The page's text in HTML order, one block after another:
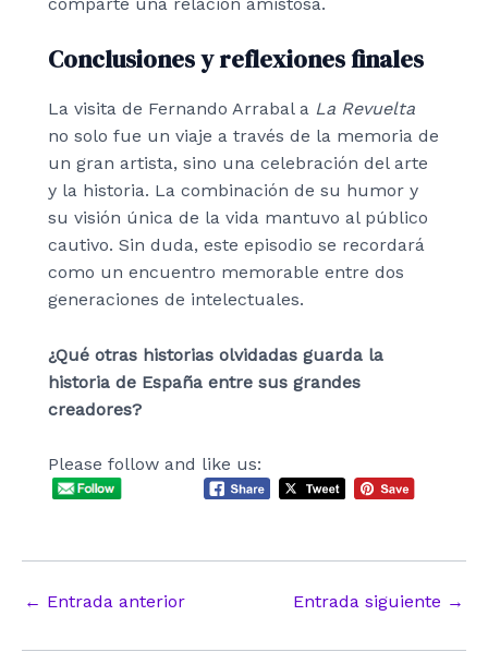
Conclusiones y reflexiones finales
La visita de Fernando Arrabal a La Revuelta
no solo fue un viaje a través de la memoria de
un gran artista, sino una celebración del arte
y la historia. La combinación de su humor y
su visión única de la vida mantuvo al público
cautivo. Sin duda, este episodio se recordará
como un encuentro memorable entre dos
generaciones de intelectuales.
¿Qué otras historias olvidadas guarda la
historia de España entre sus grandes
creadores?
Please follow and like us:
Navegación
entradas
← Entrada anterior Entrada siguiente →